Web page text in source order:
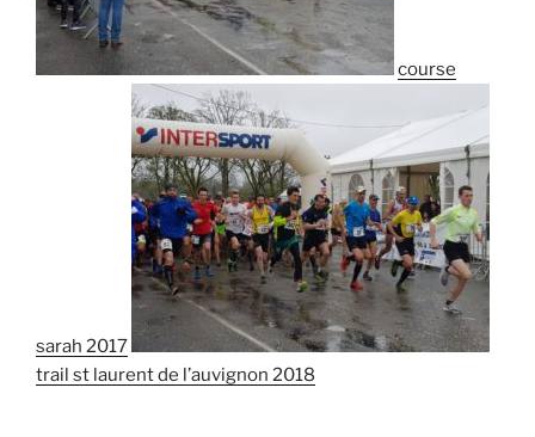
course
sarah 2017
trail st laurent de l’auvignon 2018